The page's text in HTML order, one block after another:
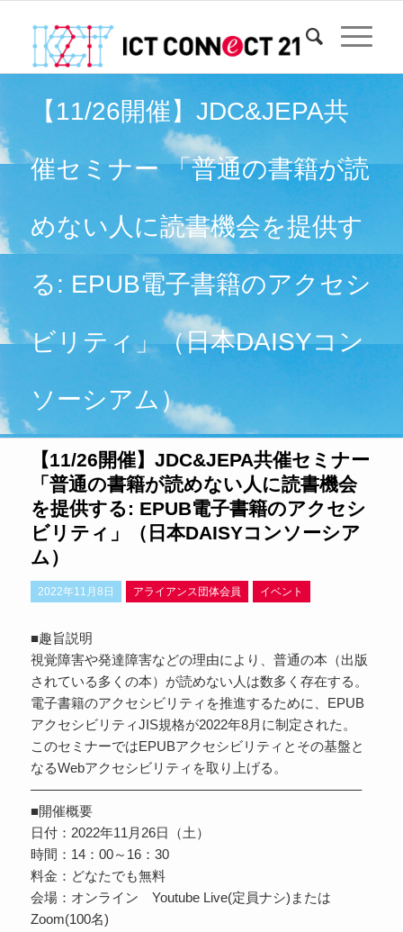
【11/26開催】JDC&JEPA共
催セミナー 「普通の書籍が読
めない人に読書機会を提供す
る: EPUB電子書籍のアクセシ
ビリティ」（日本DAISYコン
ソーシアム）
【11/26開催】JDC&JEPA共催セミナー
「普通の書籍が読めない人に読書機会
を提供する: EPUB電子書籍のアクセシ
ビリティ」（日本DAISYコンソーシア
ム）
2022年11月8日 アライアンス団体会員 イベント
■趣旨説明
視覚障害や発達障害などの理由により、普通の本（出版
されている多くの本）が読めない人は数多く存在する。
電子書籍のアクセシビリティを推進するために、EPUB
アクセシビリティJIS規格が2022年8月に制定された。
このセミナーではEPUBアクセシビリティとその基盤と
なるWebアクセシビリティを取り上げる。
————————————————————————–
■開催概要
日付：2022年11月26日（土）
時間：14：00～16：30
料金：どなたでも無料
会場：オンライン Youtube Live(定員ナシ)または
Zoom(100名)